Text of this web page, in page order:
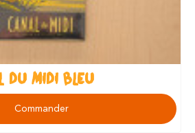
DU MIDI BLEU
Commander